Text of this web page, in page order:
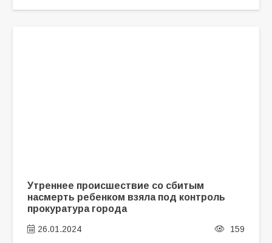
Утреннее происшествие со сбитым
насмерть ребенком взяла под контроль
прокуратура города
26.01.2024 159